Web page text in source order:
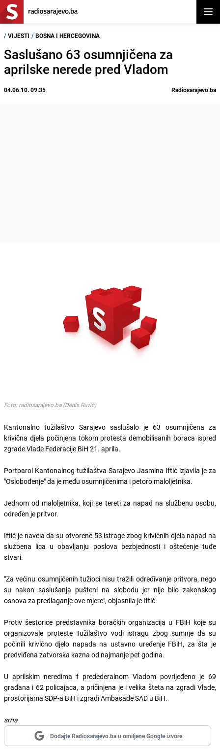
/ VIJESTI / BOSNA I HERCEGOVINA
Saslušano 63 osumnjičena za
aprilske nerede pred Vladom
04.06.10. 09:35 Radiosarajevo.ba
Foto: radiosarajevo.ba (Denis Ruvić)
Kantonalno tužilaštvo Sarajevo saslušalo je 63 osumnjičena za
krivična djela počinjena tokom protesta demobilisanih boraca ispred
zgrade Vlade Federacije BiH 21. aprila.
Portparol Kantonalnog tužilaštva Sarajevo Jasmina Iftić izjavila je za
"Oslobođenje" da je među osumnjičenima i petoro maloljetnika.
Jednom od maloljetnika, koji se tereti za napad na službenu osobu,
određen je pritvor.
Iftić je navela da su otvorene 53 istrage zbog krivičnih djela napad na
službena lica u obavljanju poslova bezbjednosti i oštećenje tuđe
stvari.
"Za većinu osumnjičenih tužioci nisu tražili određivanje pritvora, nego
su nakon saslušanja pušteni na slobodu jer nije bilo zakonskog
osnova za predlaganje ove mjere", objasnila je Iftić.
Protiv šestorice predstavnika boračkih organizacija u FBiH koje su
organizovale proteste Tužilaštvo vodi istragu zbog sumnje da su
počinili krivično djelo napada na ustavno uređenje FBiH, za šta je
predviđena zatvorska kazna od najmanje pet godina.
U aprilskim neredima f predederalnom Vladom povrijeđeno je 69
građana i 62 policajaca, a pričinjena je i velika šteta na zgradi Vlade,
prostorijama SDP-a BiH i zgradi Ambasade SAD u BiH.
srna
Dodajte Radiosarajevo.ba u omiljene Google izvore